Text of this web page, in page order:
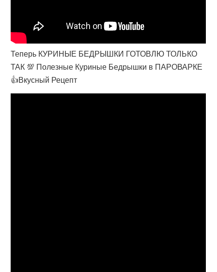
Теперь КУРИНЫЕ БЕДРЫШКИ ГОТОВЛЮ ТОЛЬКО
ТАК 💯 Полезные Куриные Бедрышки в ПАРОВАРКЕ
👍Вкусный Рецепт